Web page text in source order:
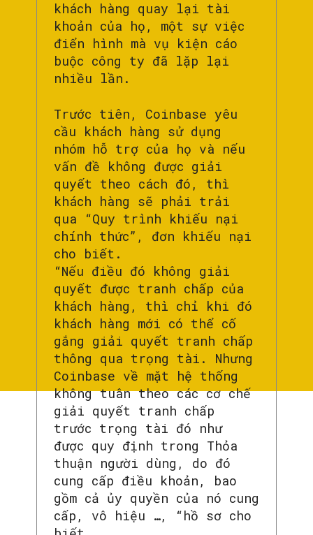
khách hàng quay lại tài
khoản của họ, một sự việc
điển hình mà vụ kiện cáo
buộc công ty đã lặp lại
nhiều lần.
Trước tiên, Coinbase yêu
cầu khách hàng sử dụng
nhóm hỗ trợ của họ và nếu
vấn đề không được giải
quyết theo cách đó, thì
khách hàng sẽ phải trải
qua “Quy trình khiếu nại
chính thức”, đơn khiếu nại
cho biết.
“Nếu điều đó không giải
quyết được tranh chấp của
khách hàng, thì chỉ khi đó
khách hàng mới có thể cố
gắng giải quyết tranh chấp
thông qua trọng tài. Nhưng
Coinbase về mặt hệ thống
không tuân theo các cơ chế
giải quyết tranh chấp
trước trọng tài đó như
được quy định trong Thỏa
thuận người dùng, do đó
cung cấp điều khoản, bao
gồm cả ủy quyền của nó cung
cấp, vô hiệu …, “hồ sơ cho